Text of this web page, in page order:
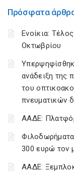
Πρόσφατα
Ενοίκια:
Οκτωβρίου
ανάδειξη της
του
πνευματικών
ΑΑΔΕ:
300 ευρώ τον
ΑΑΔΕ: